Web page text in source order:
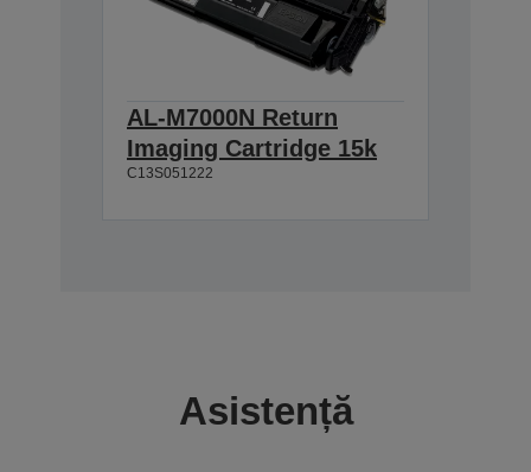
AL-M7000N Return
Imaging Cartridge 15k
C13S051222
Asistență